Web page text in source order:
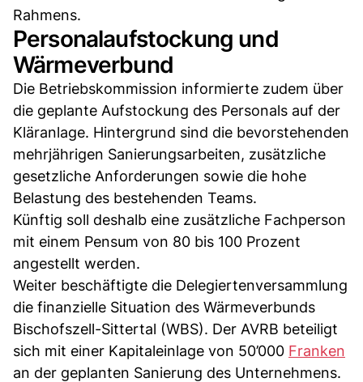
Rahmens.
Personalaufstockung und
Wärmeverbund
Die Betriebskommission informierte zudem über
die geplante Aufstockung des Personals auf der
Kläranlage. Hintergrund sind die bevorstehenden
mehrjährigen Sanierungsarbeiten, zusätzliche
gesetzliche Anforderungen sowie die hohe
Belastung des bestehenden Teams.
Künftig soll deshalb eine zusätzliche Fachperson
mit einem Pensum von 80 bis 100 Prozent
angestellt werden.
Weiter beschäftigte die Delegiertenversammlung
die finanzielle Situation des Wärmeverbunds
Bischofszell-Sittertal (WBS). Der AVRB beteiligt
sich mit einer Kapitaleinlage von 50’000 Franken
an der geplanten Sanierung des Unternehmens.